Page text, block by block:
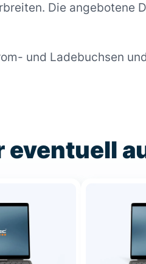
Die angebotene
und Ladebuchsen